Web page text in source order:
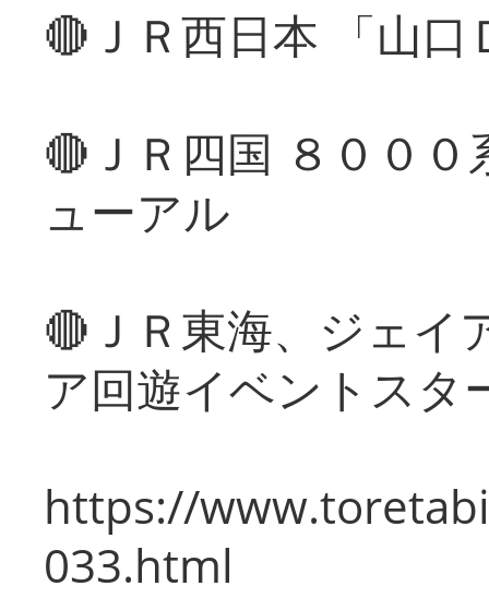
🔴ＪＲ西日本 「山
🔴ＪＲ四国 ８００
ューアル
🔴ＪＲ東海、ジェイ
ア回遊イベントスタ
https://
033.html